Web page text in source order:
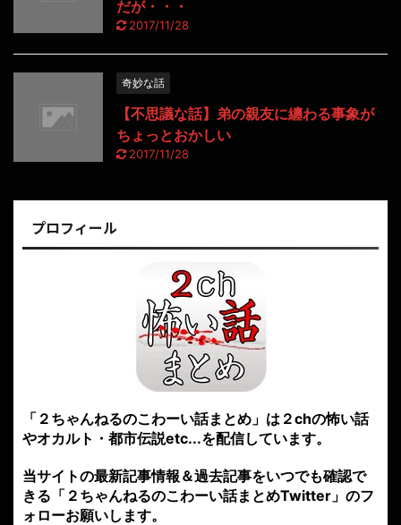
だが・・・
2017/11/28
奇妙な話
【不思議な話】弟の親友に纏わる事象が
ちょっとおかしい
2017/11/28
プロフィール
「２ちゃんねるのこわーい話まとめ」は２chの怖い話
やオカルト・都市伝説etc...を配信しています。
当サイトの最新記事情報＆過去記事をいつでも確認で
きる「２ちゃんねるのこわーい話まとめTwitter」のフ
ォローお願いします。